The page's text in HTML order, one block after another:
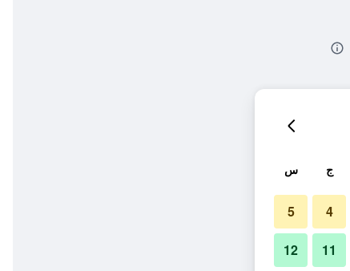
ج س
4
5
11
12